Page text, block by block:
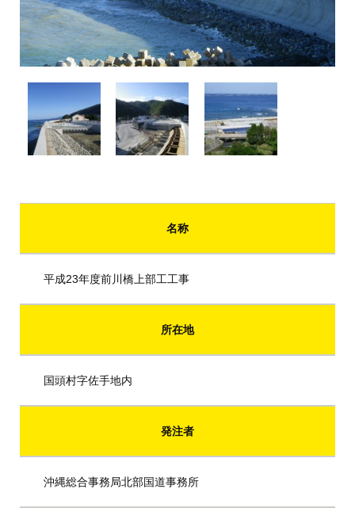
名称
平成23年度前川橋上部工工事
所在地
国頭村字佐手地内
発注者
沖縄総合事務局北部国道事務所